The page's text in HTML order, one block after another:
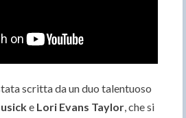
scritta da un duo talentuoso
e Lori Evans Taylor, che si